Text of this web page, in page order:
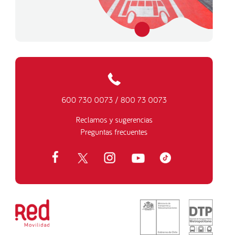
600 730 0073 / 800 73 0073
Reclamos y sugerencias
Preguntas frecuentes